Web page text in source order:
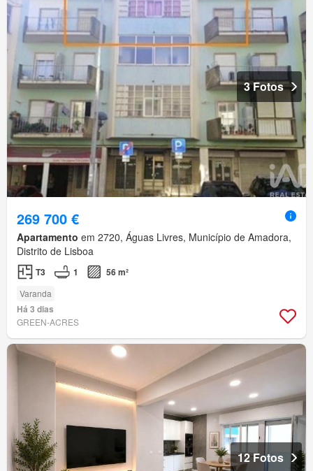
3 Fotos
269 700 €
Apartamento em 2720, Águas Livres, Município de Amadora,
Distrito de Lisboa
T3 1 56 m²
Varanda
Há 3 dias
GREEN-ACRES
12 Fotos